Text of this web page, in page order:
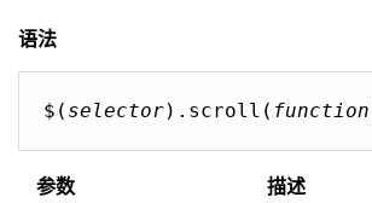
语法
$( selector).scroll( function
参数
描述